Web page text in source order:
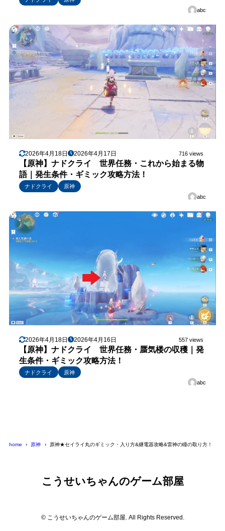
abc
2026年4月18日 2026年4月17日 716 views
【原神】ナドクライ 世界任務・これから始まる物
語｜発生条件・ギミック攻略方法！
ナドクライ
原神
abc
2026年4月18日 2026年4月16日 557 views
【原神】ナドクライ 世界任務・蜃気楼の収穫｜発
生条件・ギミック攻略方法！
ナドクライ
原神
abc
home 原神 原神★セイライ丸のギミック・入り方&継電器攻略&雷神の瞳の取り方！
こうせいちゃんのゲーム部屋
© こうせいちゃんのゲーム部屋. All Rights Reserved.